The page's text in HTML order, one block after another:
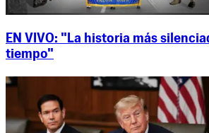
EN VIVO: "La historia más
tiempo"